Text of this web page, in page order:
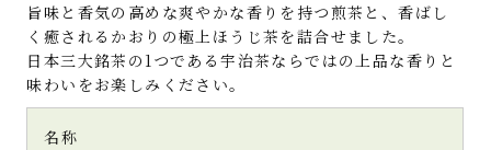
旨味と香気の高めな爽やかな香りを持つ煎茶と、香ばし
く癒されるかおりの極上ほうじ茶を詰合せました。
日本三大銘茶の1つである宇治茶ならではの上品な香りと
味わいをお楽しみください。
名称